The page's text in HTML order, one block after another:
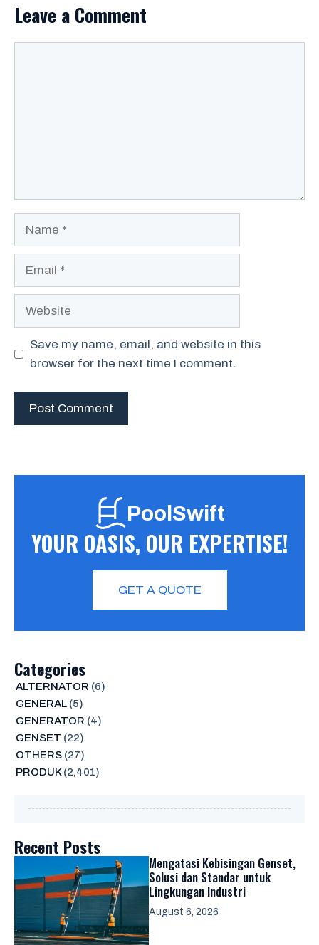
Leave a Comment
Website
Save my name, email, and website in this
browser for the next time I comment.
PoolSwift
YOUR OASIS, OUR EXPERTISE!
GET A QUOTE
Categories
ALTERNATOR (6)
GENERAL(5)
GENERATOR (4)
GENSET (22)
OTHERS(27)
PRODUK(2,401)
Recent Posts
Mengatasi Kebisingan Genset,
Solusi dan Standar untuk
Lingkungan Industri
August 6, 2026